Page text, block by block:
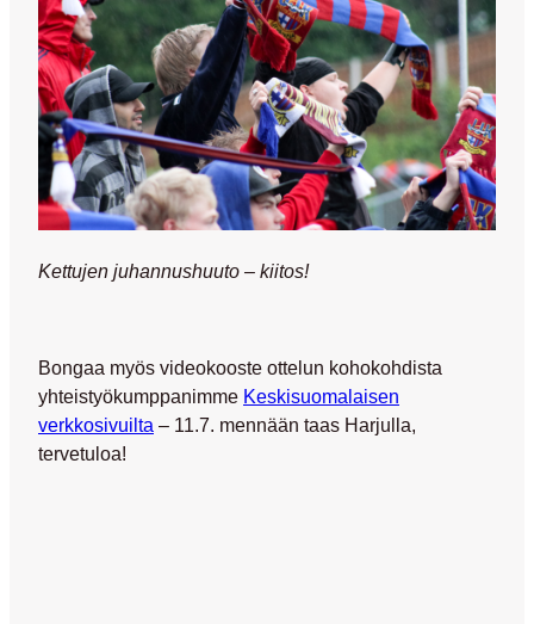
Kettujen juhannushuuto – kiitos!
Bongaa myös videokooste ottelun kohokohdista
yhteistyökumppanimme Keskisuomalaisen
verkkosivuilta – 11.7. mennään taas Harjulla,
tervetuloa!